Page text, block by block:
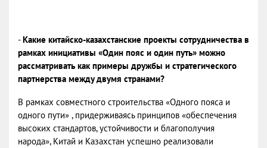
-Какие китайско-казахстанские проекты сотрудничества в
рамках инициативы «Один пояс и один путь» можно
рассматривать как примеры дружбы и стратегического
партнерства между двумя странами?
В рамках совместного строительства «Одного пояса и
одного пути» , придерживаясь принципов «обеспечения
высоких стандартов, устойчивости и благополучия
народа», Китай и Казахстан успешно реализовали